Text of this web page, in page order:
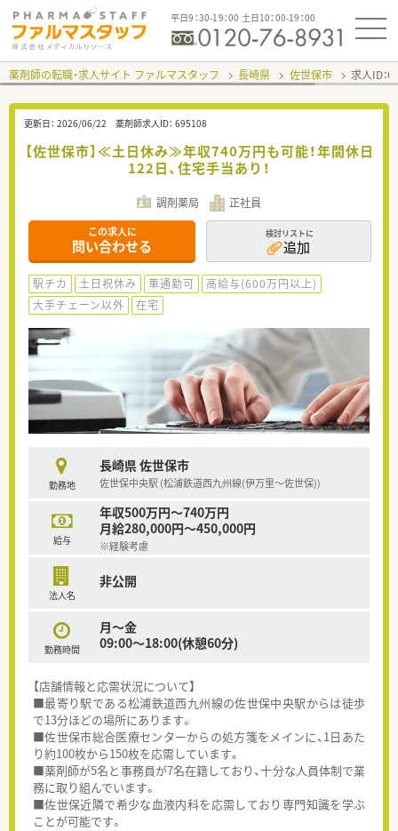
平日9：30-19：00 土日10：00-19：00
薬剤師の転職・求人サイト ファルマスタッフ 長崎県 佐世保市 求人ID：
更新日： 2026/06/22 薬剤師求人ID： 695108
【佐世保市】≪土日休み≫年収740万円も可能！年間休日
122日、住宅手当あり！
調剤薬局 正社員
この求人に
問い合わせる
検討リストに
追加
駅チカ 土日祝休み 車通勤可
高給与(600万円以上)
大手チェーン以外
在宅
勤務地
長崎県 佐世保市
佐世保中央駅 (松浦鉄道西九州線(伊万里～佐世保))
給与
年収500万円～740万円
月給280,000円～450,000円
※経験考慮
法人名
非公開
勤務時間
月～金
09:00～18:00(休憩60分)
【店舗情報と応需状況について】
■最寄り駅である松浦鉄道西九州線の佐世保中央駅からは徒歩
で13分ほどの場所にあります。
■佐世保市総合医療センターからの処方箋をメインに、1日あた
り約100枚から150枚を応需しています。
■薬剤師が5名と事務員が7名在籍しており、十分な人員体制で業
務に取り組んでいます。
■佐世保近隣で希少な血液内科を応需しており専門知識を学ぶ
ことが可能です。